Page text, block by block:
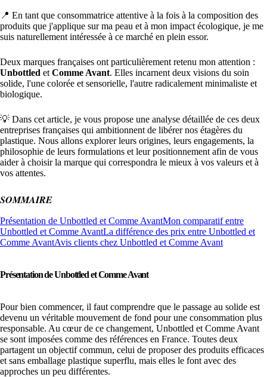
📍 En tant que consommatrice attentive à la fois à la composition des
produits que j'applique sur ma peau et à mon impact écologique, je me
suis naturellement intéressée à ce marché en plein essor.
Deux marques françaises ont particulièrement retenu mon attention :
Unbottled et Comme Avant. Elles incarnent deux visions du soin
solide, l'une colorée et sensorielle, l'autre radicalement minimaliste et
biologique.
💡 Dans cet article, je vous propose une analyse détaillée de ces deux
entreprises françaises qui ambitionnent de libérer nos étagères du
plastique. Nous allons explorer leurs origines, leurs engagements, la
philosophie de leurs formulations et leur positionnement afin de vous
aider à choisir la marque qui correspondra le mieux à vos valeurs et à
vos attentes.
SOMMAIRE
Présentation de Unbottled et Comme AvantMon comparatif entre
Unbottled et Comme AvantLa différence des prix entre Unbottled et
Comme AvantAvis clients chez Unbottled et Comme Avant
Présentation de Unbottled et Comme Avant
Pour bien commencer, il faut comprendre que le passage au solide est
devenu un véritable mouvement de fond pour une consommation plus
responsable. Au cœur de ce changement, Unbottled et Comme Avant
se sont imposées comme des références en France. Toutes deux
partagent un objectif commun, celui de proposer des produits efficaces
et sans emballage plastique superflu, mais elles le font avec des
approches un peu différentes.